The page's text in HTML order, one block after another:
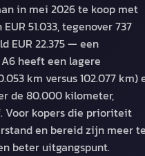
in mei 2026 te koop met
51.033, tegenover 737
EUR 22.375 — een
A6 heeft een lagere
km versus 102.077 km)
de 80.000 kilometer,
Voor kopers die prioriteit
en bereid zijn meer
beter uitgangspunt.